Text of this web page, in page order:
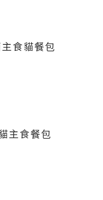
食貓餐包
主食餐包